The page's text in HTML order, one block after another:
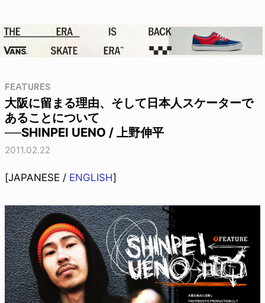
FEATURES
大阪に留まる理由、そして日本人スケーターで
あることについて
──SHINPEI UENO / 上野伸平
2011.02.22
[JAPANESE / ENGLISH]